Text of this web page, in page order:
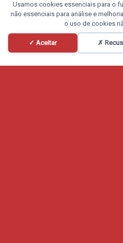
Usamos cookies essenciais para o
não essenciais para análise e
o uso de cookies
✓ Aceitar ✗